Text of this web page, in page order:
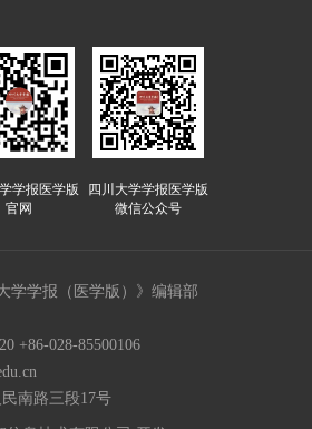
学报医学版
官网
四川大学学报医学版
微信公众号
学学报（医学版）》编辑部
+86-028-85500106
南路三段17号